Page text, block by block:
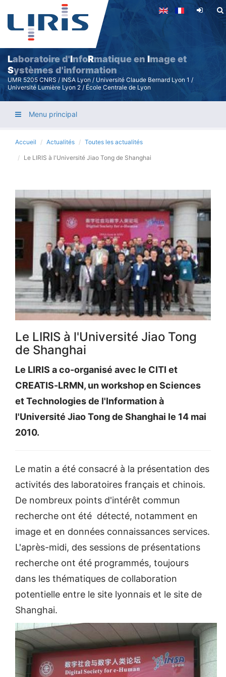
Aller
principal
Laboratoire d'InfoRmatique en Image et
Systèmes d'information
UMR 5205 CNRS / INSA Lyon / Université Claude Bernard Lyon 1 /
Université Lumière Lyon 2 / École Centrale de Lyon
Menu principal
Accueil Actualités Toutes les actualités
Le LIRIS à l'Université Jiao Tong de Shanghai
Le LIRIS à l'Université Jiao Tong
de Shanghai
Le LIRIS a co-organisé avec le CITI et
CREATIS-LRMN, un workshop en Sciences
et Technologies de l'Information à
l'Université Jiao Tong de Shanghai le 14 mai
2010.
Le matin a été consacré à la présentation des
activités des laboratoires français et chinois.
De nombreux points d'intérêt commun
recherche ont été détecté, notamment en
image et en données connaissances services.
L'après-midi, des sessions de présentations
recherche ont été programmés, toujours
dans les thématiques de collaboration
potentielle entre le site lyonnais et le site de
Shanghai.